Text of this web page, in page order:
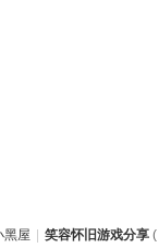
黑屋 | 笑容怀旧游戏分享 (